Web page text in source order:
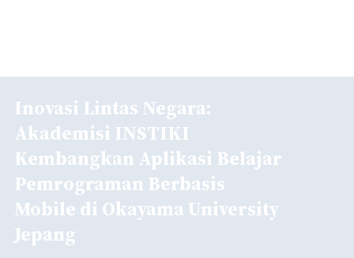
Inovasi Lintas Negara:
Akademisi INSTIKI
Kembangkan Aplikasi Belajar
Pemrograman Berbasis
Mobile di Okayama University
Jepang